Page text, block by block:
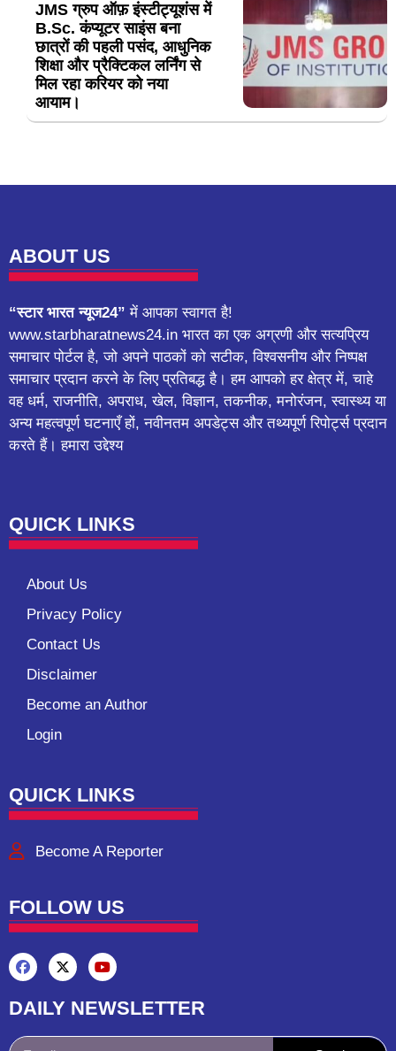
JMS ग्रुप ऑफ़ इंस्टीट्यूशंस में
B.Sc. कंप्यूटर साइंस बना
छात्रों की पहली पसंद, आधुनिक
शिक्षा और प्रैक्टिकल लर्निंग से
मिल रहा करियर को नया
आयाम।
ABOUT US
“स्टार भारत न्यूज24” में आपका स्वागत है!
www.starbharatnews24.in भारत का एक अग्रणी और सत्यप्रिय
समाचार पोर्टल है, जो अपने पाठकों को सटीक, विश्वसनीय और निष्पक्ष
समाचार प्रदान करने के लिए प्रतिबद्ध है। हम आपको हर क्षेत्र में, चाहे
वह धर्म, राजनीति, अपराध, खेल, विज्ञान, तकनीक, मनोरंजन, स्वास्थ्य या
अन्य महत्वपूर्ण घटनाएँ हों, नवीनतम अपडेट्स और तथ्यपूर्ण रिपोर्ट्स प्रदान
करते हैं। हमारा उद्देश्य
QUICK LINKS
About Us
Privacy Policy
Contact Us
Disclaimer
Become an Author
Login
QUICK LINKS
Become A Reporter
FOLLOW US
DAILY NEWSLETTER